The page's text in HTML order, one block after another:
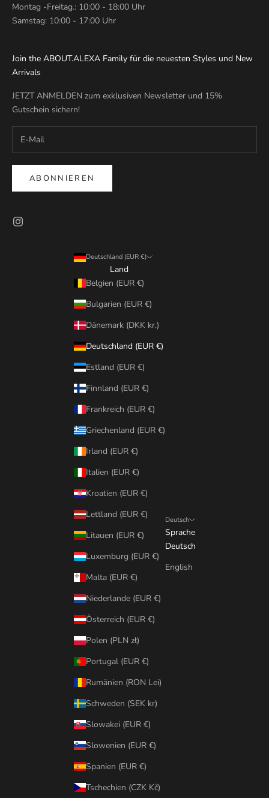
Montag -Freitag.: 10:00 - 18:00 Uhr
Samstag: 10:00 - 17:00 Uhr
Join the ABOUT.ALEXA Family für die neuesten Styles und New
Arrivals
JETZT ANMELDEN zum exklusiven Newsletter und 15%
Gutschein sichern!
ABONNIEREN
Deutschland (EUR €)
Land
Belgien (EUR €)
Bulgarien (EUR €)
Dänemark (DKK kr.)
Deutschland (EUR €)
Estland (EUR €)
Finnland (EUR €)
Frankreich (EUR €)
Griechenland (EUR €)
Irland (EUR €)
Italien (EUR €)
Kroatien (EUR €)
Lettland (EUR €)
Litauen (EUR €)
Luxemburg (EUR €)
Malta (EUR €)
Niederlande (EUR €)
Österreich (EUR €)
Polen (PLN zł)
Portugal (EUR €)
Rumänien (RON Lei)
Schweden (SEK kr)
Slowakei (EUR €)
Slowenien (EUR €)
Spanien (EUR €)
Tschechien (CZK Kč)
Deutsch
Sprache
Deutsch
English